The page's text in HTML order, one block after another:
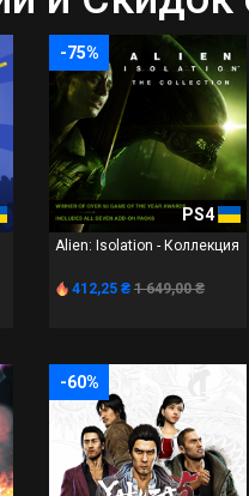
-75%
PS4
Alien: Isolation - Коллекция
412,25 ₴ 1 649,00 ₴
-60%